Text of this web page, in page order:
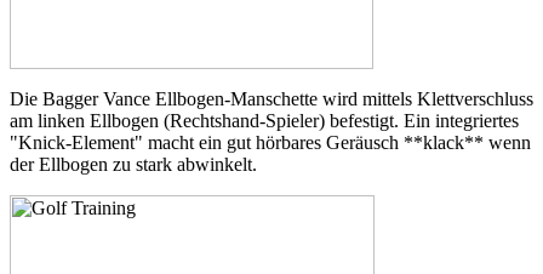
Die Bagger Vance Ellbogen-Manschette wird mittels Klettverschluss
am linken Ellbogen (Rechtshand-Spieler) befestigt. Ein integriertes
"Knick-Element" macht ein gut hörbares Geräusch **klack** wenn
der Ellbogen zu stark abwinkelt.